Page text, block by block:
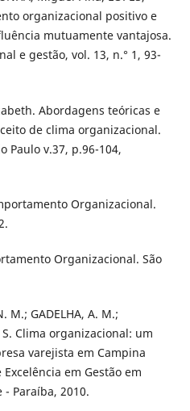
organizacional positivo e
mutuamente vantajosa.
e gestão, vol. 13, n.° 1, 93-
Abordagens teóricas e
de clima organizacional.
Paulo v.37, p.96-104,
Organizacional.
Organizacional. São
M.; GADELHA, A. M.;
S. Clima organizacional: um
varejista em Campina
em Gestão em
Paraíba, 2010.